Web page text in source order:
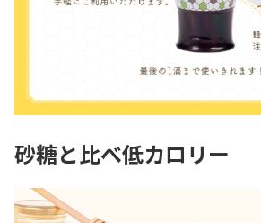
砂糖と比べ低カロリー